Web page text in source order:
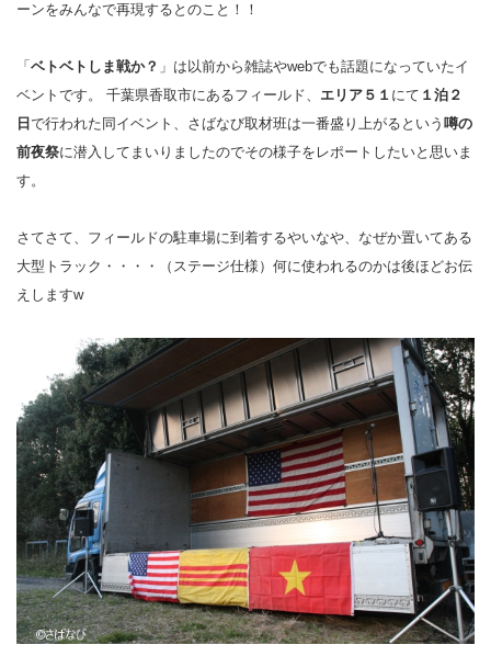
ーンをみんなで再現するとのこと！！
「 ベトベトしま戦か？ 」は以前から雑誌やwebでも話題になっていたイ
ベントです。 千葉県香取市にあるフィールド、 エリア５１ にて １泊２
日 で行われた同イベント、さばなび取材班は一番盛り上がるという 噂の
前夜祭に潜入してまいりましたのでその様子をレポートしたいと思いま
す。
さてさて、フィールドの駐車場に到着するやいなや、なぜか置いてある
大型トラック・・・・（ステージ仕様）何に使われるのかは後ほどお伝
えしますw